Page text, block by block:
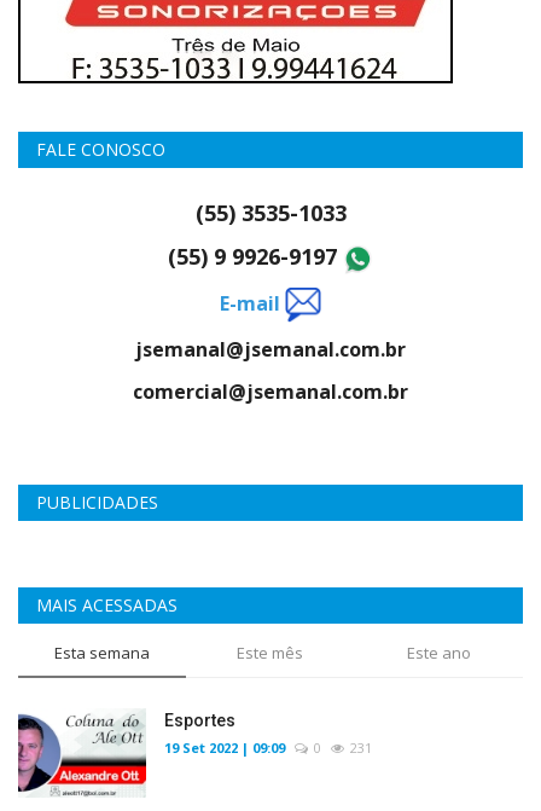
FALE CONOSCO
(55) 3535-1033
(55) 9 9926-9197
E-mail
jsemanal@jsemanal.com.br
comercial@jsemanal.com.br
PUBLICIDADES
MAIS ACESSADAS
Esta semana Este mês Este ano
Esportes
19 Set 2022 | 09:09 0 231